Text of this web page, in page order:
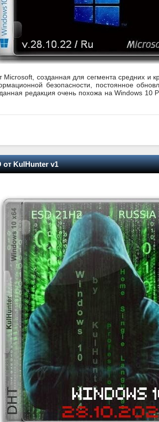
созданная для сегмента средних и
безопасности, постоянное
редакция очень похожа на Windows
от KulHunter v1